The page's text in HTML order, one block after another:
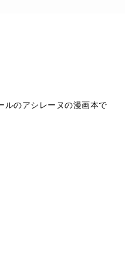
ルのアシレーヌの漫画本で